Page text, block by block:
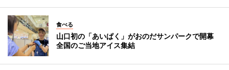
食べる
山口初の「あいぱく」がおのだサンパークで開幕
全国のご当地アイス集結